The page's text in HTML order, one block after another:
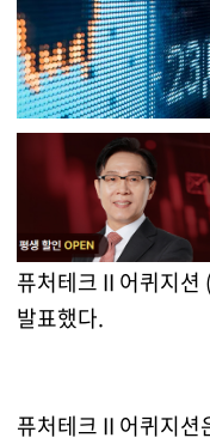
퓨처테크 II 어퀴지션
발표했다.
퓨처테크 II 어퀴지